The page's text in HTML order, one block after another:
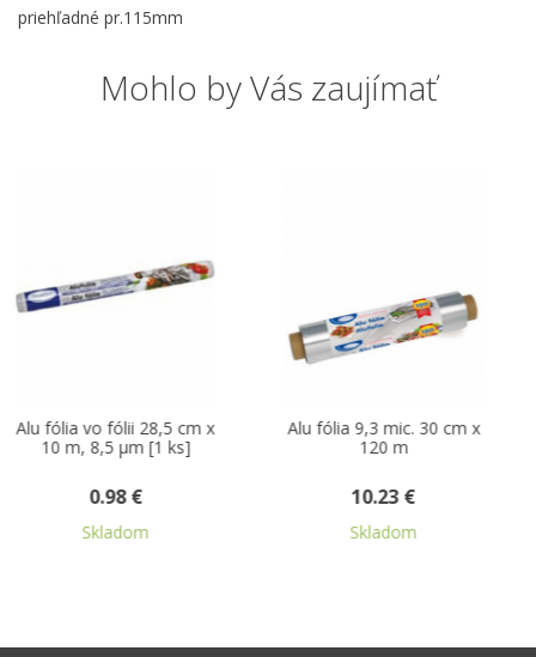
priehľadné pr.115mm
Mohlo by Vás zaujímať
x
Alu fólia 9,3 mic. 30 cm x
120 m
Lepiaca páska
biela 50 m x 25
1.08 €